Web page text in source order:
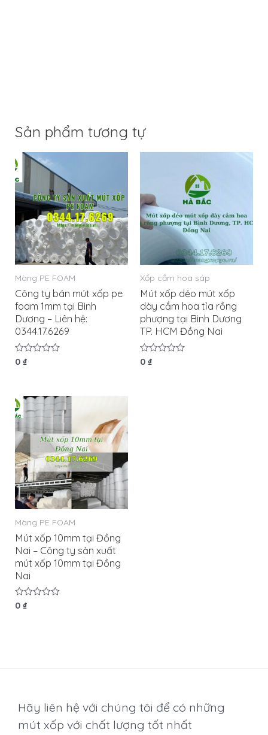
Sản phẩm tương tự
Màng PE FOAM
Công ty bán mút xốp pe
foam 1mm tại Bình
Dương – Liên hệ:
0344.17.6269
Được
sao
0₫
Xốp cắm hoa sáp
Mút xốp dẻo mút xốp
dày cắm hoa tỉa rồng
phượng tại Bình Dương
TP. HCM Đồng Nai
Được
0 ₫
Màng PE FOAM
Mút xốp 10mm tại Đồng
Nai – Công ty sản xuất
mút xốp 10mm tại Đồng
Nai
Được
0₫
Hãy liên hệ với chúng tôi để có những
mút xốp với chất lượng tốt nhất